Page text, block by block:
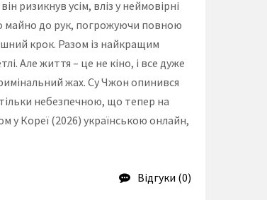
ризикнув усім, вліз у неймовірні
майно до рук, погрожуючи повною
крок. Разом із найкращим
Але життя – це не кіно, і все дуже
жах. Су Чжон опинився
небезпечною, що тепер на
у Кореї (2026) українською онлайн,
Відгуки (0)